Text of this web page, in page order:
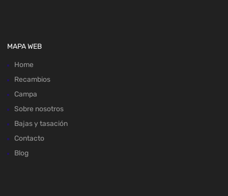
MAPA WEB
Home
Recambios
Campa
Sobre nosotros
Bajas y tasación
Contacto
Blog